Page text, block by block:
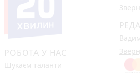
РОБОТА У НАС
Шукаєм таланти